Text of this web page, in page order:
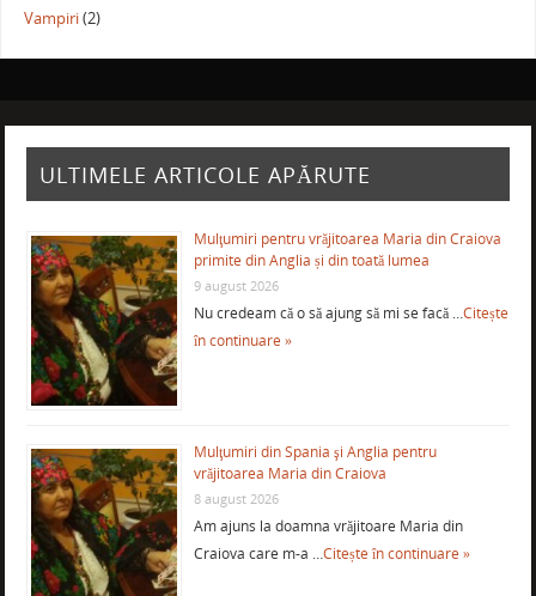
Vampiri(2)
ULTIMELE ARTICOLE APĂRUTE
Mulţumiri pentru vrăjitoarea Maria din Craiova
primite din Anglia și din toată lumea
9 august 2026
Nu credeam că o să ajung să mi se facă …Citește
în continuare »
Mulţumiri din Spania şi Anglia pentru
vrăjitoarea Maria din Craiova
8 august 2026
Am ajuns la doamna vrăjitoare Maria din
Craiova care m-a …Citește în continuare »